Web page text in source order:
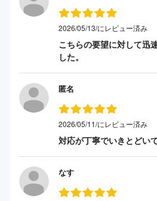
2026/05/13/にレビュー済み
こちらの要望に対して迅
した。
匿名
2026/05/11/にレビュー済み
対応が丁寧でいきとどいて
なす